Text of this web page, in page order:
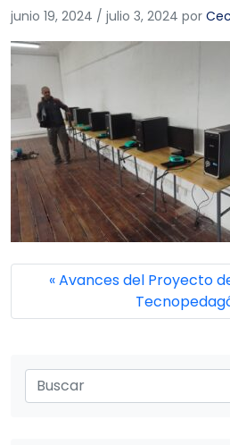
junio 19, 2024 / julio 3, 2024 por
Avances del Proyecto